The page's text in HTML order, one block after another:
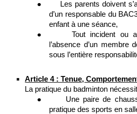
●
Les parents doivent
d’un responsable du
enfant à une séance,
●
Tout incident ou
l’absence d’un membre
sous l’entière
Article 4 : Tenue,
La pratique du badminton
●
Une paire de
pratique des sports en